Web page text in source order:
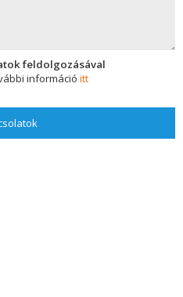
feldolgozásával
információ itt